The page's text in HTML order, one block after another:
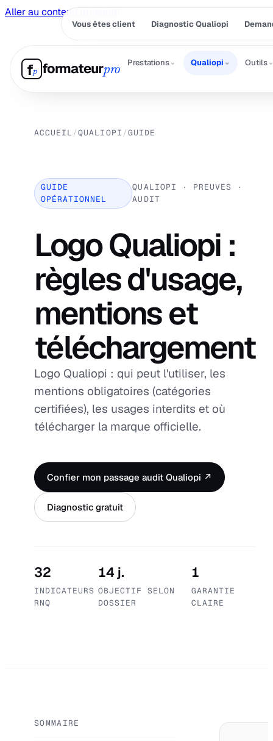
Aller au contenu principal
Vous êtes client Diagnostic Qualiopi
fp formateurpro
Prestations⌄ Qualiopi ⌄ Outils
ACCUEIL /QUALIOPI /GUIDE
GUIDE
OPÉRATIONNEL
QUALIOPI · PREUVES ·
AUDIT
Logo Qualiopi :
règles d'usage,
mentions et
téléchargement
Logo Qualiopi : qui peut l'utiliser, les
mentions obligatoires (catégories
certifiées), les usages interdits et où
télécharger la marque officielle.
Confier mon passage audit Qualiopi ↗
Diagnostic gratuit
32
INDICATEURS
RNQ
14 j.
OBJECTIF SELON
DOSSIER
1
GARANTIE
CLAIRE
SOMMAIRE